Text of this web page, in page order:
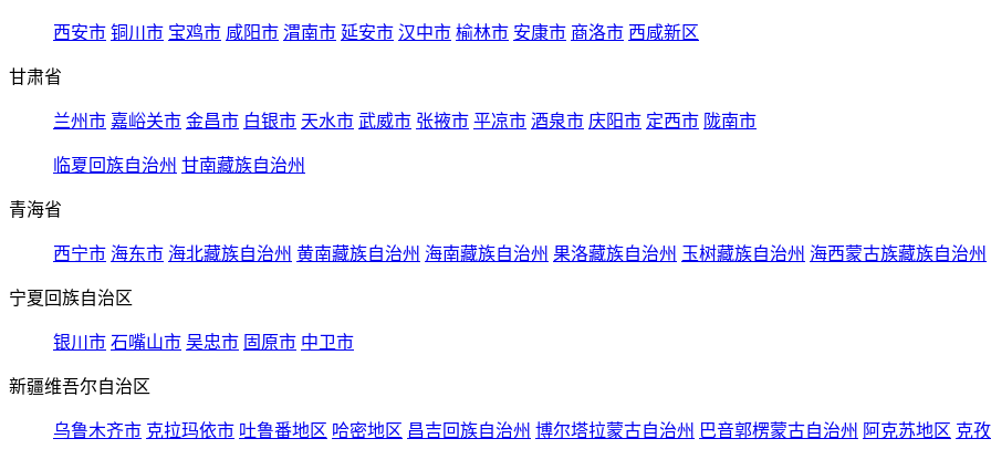
西安市 铜川市 宝鸡市 咸阳市 渭南市 延安市 汉中市 榆林市 安康市 商洛市 西咸新区
甘肃省
兰州市 嘉峪关市 金昌市 白银市 天水市 武威市 张掖市 平凉市 酒泉市 庆阳市 定西市 陇南市
临夏回族自治州 甘南藏族自治州
青海省
西宁市 海东市 海北藏族自治州 黄南藏族自治州 海南藏族自治州 果洛藏族自治州 玉树藏族自治州 海西蒙古族藏族自治州
宁夏回族自治区
银川市 石嘴山市 吴忠市 固原市 中卫市
新疆维吾尔自治区
乌鲁木齐市 克拉玛依市 吐鲁番地区 哈密地区 昌吉回族自治州 博尔塔拉蒙古自治州 巴音郭楞蒙古自治州 阿克苏地区 克